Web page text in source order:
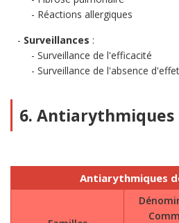
Réactions allergiques
Surveillances :
Surveillance de l'efficacité
Surveillance de l'absence
6. Antiarythmiques
Antiarythmiques